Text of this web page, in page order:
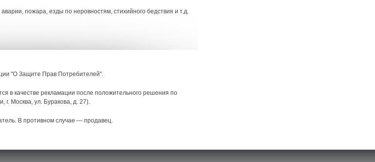
пожара, езды по неровностям, стихийного бедствия и т.д.
"О Защите Прав Потребителей".
в качестве рекламации после положительного решения по
Москва, ул. Буракова, д. 27).
В противном случае — продавец.